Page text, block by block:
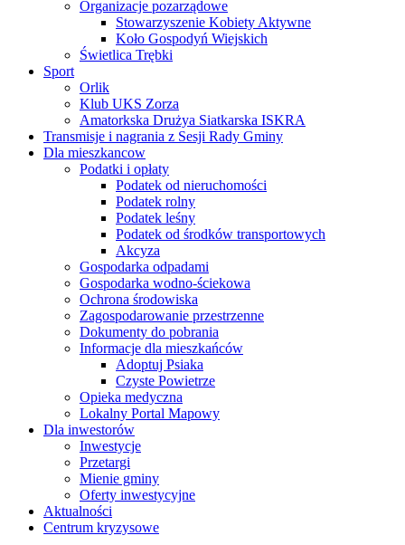
Organizacje pozarządowe
Stowarzyszenie Kobiety Aktywne
Koło Gospodyń Wiejskich
Świetlica Trębki
Sport
Orlik
Klub UKS Zorza
Amatorkska Drużya Siatkarska ISKRA
Transmisje i nagrania z Sesji Rady Gminy
Dla mieszkancow
Podatki i opłaty
Podatek od nieruchomości
Podatek rolny
Podatek leśny
Podatek od środków transportowych
Akcyza
Gospodarka odpadami
Gospodarka wodno-ściekowa
Ochrona środowiska
Zagospodarowanie przestrzenne
Dokumenty do pobrania
Informacje dla mieszkańców
Adoptuj Psiaka
Czyste Powietrze
Opieka medyczna
Lokalny Portal Mapowy
Dla inwestorów
Inwestycje
Przetargi
Mienie gminy
Oferty inwestycyjne
Aktualności
Centrum kryzysowe